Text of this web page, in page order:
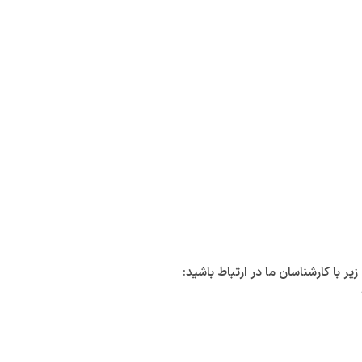
کارشناسان ما در ارتباط باشید: